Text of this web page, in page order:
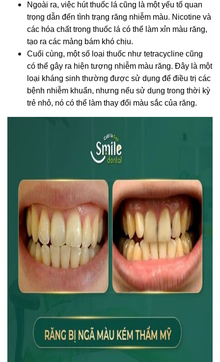
Ngoài ra, việc hút thuốc lá cũng là một yếu tố quan
trọng dẫn đến tình trạng răng nhiễm màu. Nicotine và
các hóa chất trong thuốc lá có thể làm xỉn màu răng,
tạo ra các mảng bám khó chịu.
Cuối cùng, một số loại thuốc như tetracycline cũng
có thể gây ra hiện tượng nhiễm màu răng. Đây là một
loại kháng sinh thường được sử dụng để điều trị các
bệnh nhiễm khuẩn, nhưng nếu sử dụng trong thời kỳ
trẻ nhỏ, nó có thể làm thay đổi màu sắc của răng.